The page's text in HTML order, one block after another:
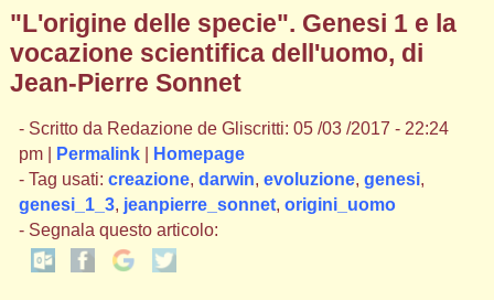
"L'origine delle specie". Genesi 1 e la
vocazione scientifica dell'uomo, di
Jean-Pierre Sonnet
- Scritto da Redazione de Gliscritti: 05 /03 /2017 - 22:24
pm |
Permalink|
Homepage
- Tag usati: creazione, darwin, evoluzione, genesi,
genesi_1_3, jeanpierre_sonnet, origini_uomo
- Segnala questo articolo: